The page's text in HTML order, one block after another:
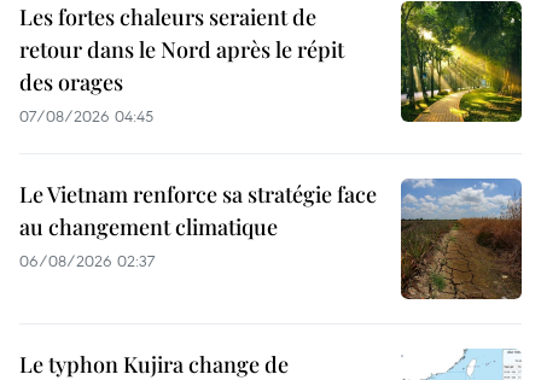
Les fortes chaleurs seraient de
retour dans le Nord après le répit
des orages
07/08/2026 04:45
Le Vietnam renforce sa stratégie face
au changement climatique
06/08/2026 02:37
Le typhon Kujira change de